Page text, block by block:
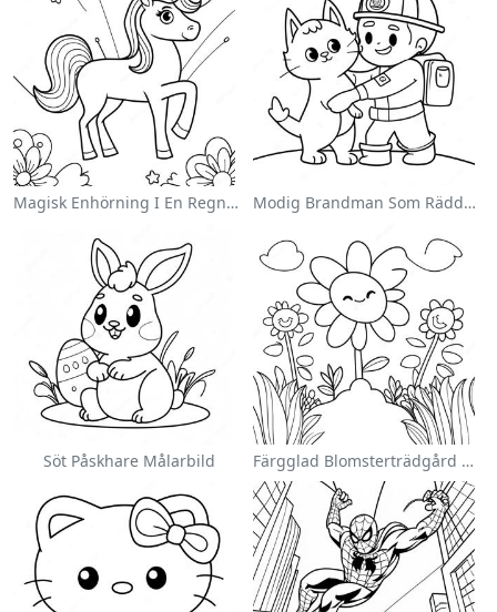
Magisk Enhörning I En Regnbåge Målarbild Modig Brandman Som Räddar En Katt Målarbild
Söt Påskhare Målarbild Färgglad Blomsterträdgård Målarbild